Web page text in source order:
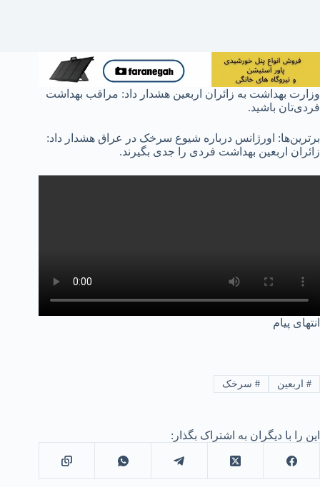
وزارت بهداشت به زائران اربعین هشدار داد: مراقب بهداشت
فردی‌تان باشید.
برترین‌‌ها: اورژانس درباره شیوع سرخک در عراق هشدار داد:
زائران اربعین بهداشت فردی را جدی بگیرند.
انتهای پیام
#اربعین #سرخک
این را با دیگران به اشتراک بگذار: